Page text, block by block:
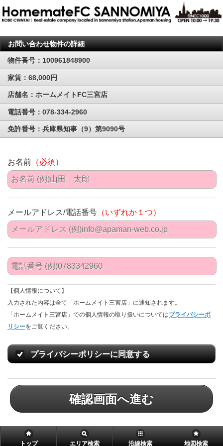
お問い合わせ物件の詳細
物件番号：100961848900
家賃：68,000円
店舗名：ホームメイトFC三宮店
電話番号：078-334-2960
免許番号：兵庫県知事（9）第9090号
お名前 （必須）
メールアドレス/電話番号 （いずれか１つ）
【個人情報について】
入力された内容は全て「ホームメイト三宮店」に通知されます。
「ホームメイト三宮店」での個人情報の取り扱いについてはプライバシーポ
リシーをご覧ください。
プライバシーポリシーに同意する
確認画面へ進む
トップ エリア検索 沿線検索 地図検索